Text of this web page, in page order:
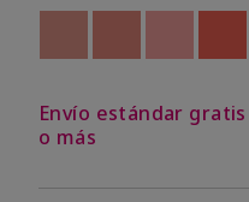
Out of
Envío estándar
o más